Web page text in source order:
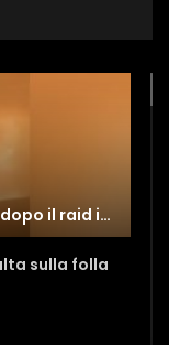
Gaza, bambina tra le fiamme dopo il raid israeliano: il video che ha fatto il giro del mondo
sulla folla